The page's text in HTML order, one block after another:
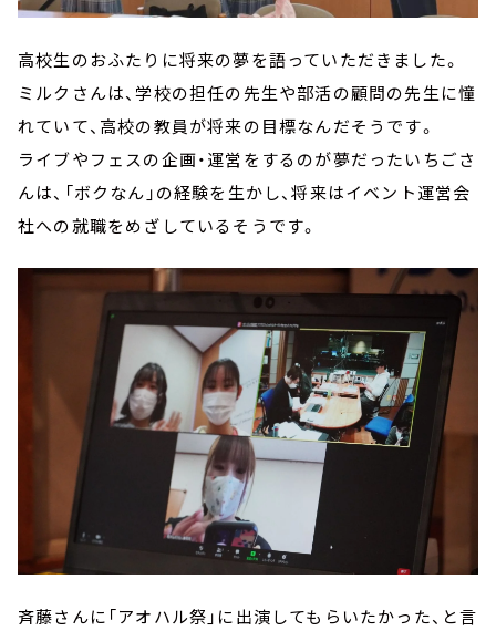
高校生のおふたりに将来の夢を語っていただきました。
ミルクさんは、学校の担任の先生や部活の顧問の先生に憧
れていて、高校の教員が将来の目標なんだそうです。
ライブやフェスの企画・運営をするのが夢だったいちごさ
んは、「ボクなん」の経験を生かし、将来はイベント運営会
社への就職をめざしているそうです。
斉藤さんに「アオハル祭」に出演してもらいたかった、と言